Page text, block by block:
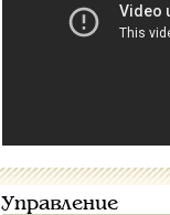
Управление